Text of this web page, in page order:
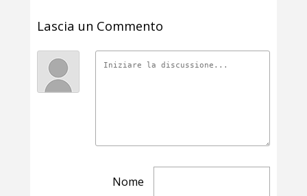
Lascia un Commento
Nome